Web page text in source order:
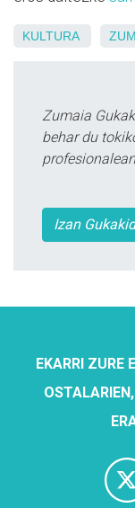
KULTURA
Zumaia
behar du
Izan
EKARRI ZURE